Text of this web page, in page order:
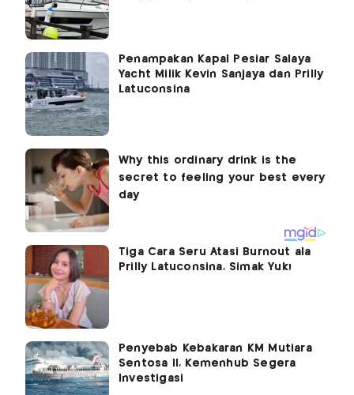
Penampakan Kapal Pesiar Salaya
Yacht Milik Kevin Sanjaya dan Prilly
Latuconsina
Tiga Cara Seru Atasi Burnout ala
Prilly Latuconsina, Simak Yuk!
Penyebab Kebakaran KM Mutiara
Sentosa II, Kemenhub Segera
Investigasi